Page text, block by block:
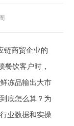
链商贸企业的
餐饮客户时，
冻品输出大市
底怎么算？为
业数据和实操